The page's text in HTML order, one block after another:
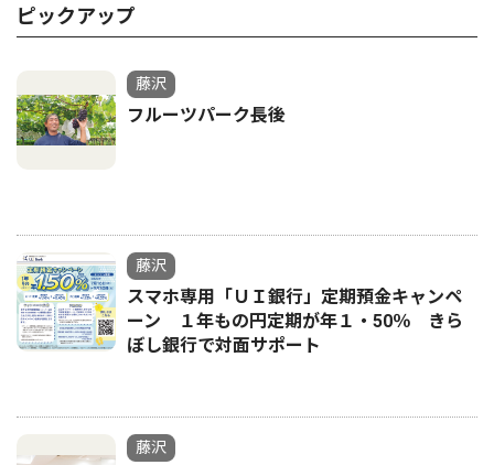
ピックアップ
藤沢
フルーツパーク長後
藤沢
スマホ専用「ＵＩ銀行」定期預金キャンペ
ーン １年もの円定期が年１・50％ きら
ぼし銀行で対面サポート
藤沢